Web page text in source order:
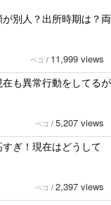
別人？出所時期は？両
ペコ / 11,999 views
も異常行動をしてるが
ペコ / 5,207 views
ぎ！現在はどうして
ペコ / 2,397 views